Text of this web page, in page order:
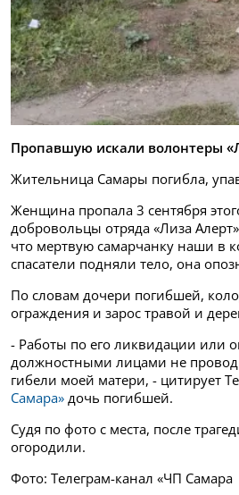
Пропавшую искали волонтеры
Жительница Самары погибла,
Женщина пропала 3 сентября
добровольцы отряда «Лиза
что мертвую самарчанку наши в
спасатели подняли тело, она
По словам дочери погибшей,
ограждения и зарос травой и
- Работы по его ликвидации или
должностными лицами не
гибели моей матери, - цитирует
Самара» дочь погибшей.
Судя по фото с места, после
огородили.
Фото: Телеграм-канал «ЧП Самара